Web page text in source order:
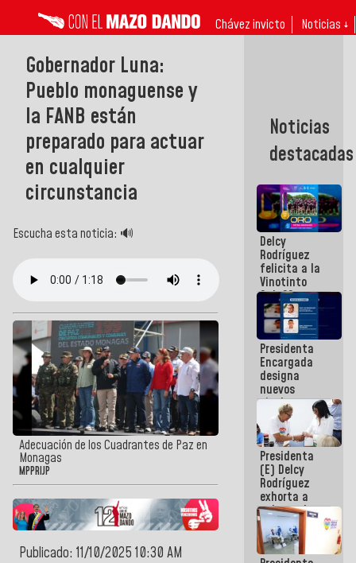
Chávez invicto Noticias ↓
Gobernador Luna:
Pueblo monaguense y
la FANB están
preparado para actuar
en cualquier
circunstancia
Escucha esta noticia: 🔊
Adecuación de los Cuadrantes de Paz en
Monagas
MPPRIJP
Publicado: 11/10/2025 10:30 AM
Noticias
destacadas
Delcy
Rodríguez
felicita a la
Vinotinto
Sub 20
campeona
frente
México Sub
23 en los
Centroamericanos
Presidenta
Encargada
designa
nuevos
titulares en
Viceministerio
de Energía
Eléctrica y
CORPOELEC
Presidenta
(E) Delcy
Rodríguez
exhorta a
gobernadores
y alcaldes a
edificar
casas para